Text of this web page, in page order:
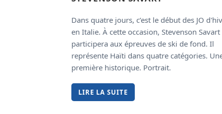
Dans quatre jours, c’est le début des JO
en Italie. À cette occasion, Stevenson Savart
participera aux épreuves de ski de fond. Il
représente Haïti dans quatre catégories.
première historique. Portrait.
LIRE LA SUITE